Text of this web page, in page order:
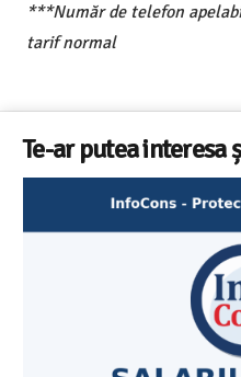
***Număr de telefon
tarif normal
Te-ar putea interesa
Cele mai bune masini de
Aplicatia InfoCons